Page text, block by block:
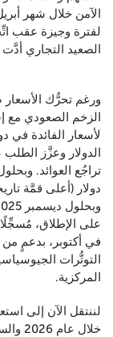
لفترة وجيزة عقب
الصعيد التجاري
ورغم تحرُّك
الزخم الصعودي مع
لأسعار الفائدة في
الدولار وعزَّز
في أكتوبر، بدعمٍ
التوتُّرات
المركزية.
لننتقل الآن إلى
خلال عام 2026 والسنوات اللاحقة.